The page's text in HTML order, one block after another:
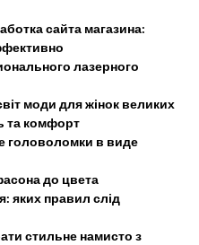
сайта магазина:
лазерного
моди для жінок великих
та комфорт
головоломки в виде
до цвета
яких правил слід
стильне намисто з